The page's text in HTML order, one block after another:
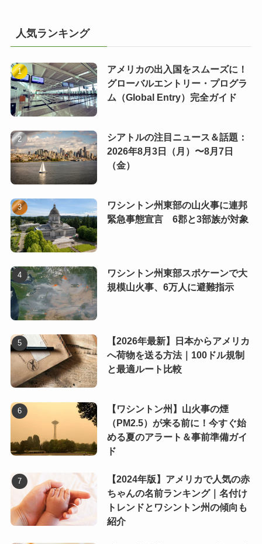
人気ランキング
アメリカの出入国をスムーズに！
グローバルエントリー・プログラ
ム（Global Entry）完全ガイド
シアトルの注目ニュース＆話題：
2026年8月3日（月）〜8月7日
（金）
ワシントン州東部の山火事に連邦
緊急事態宣言 6郡と3部族が対象
ワシントン州東部スポケーンで大
規模山火事、6万人に避難指示
【2026年最新】日本からアメリカ
へ荷物を送る方法｜100ドル規制
と最適ルート比較
【ワシントン州】山火事の煙
（PM2.5）が来る前に！今すぐ始
める夏のアラート＆事前準備ガイ
ド
【2024年版】アメリカで人気の赤
ちゃんの名前ランキング｜名付け
トレンドとワシントン州の傾向も
紹介